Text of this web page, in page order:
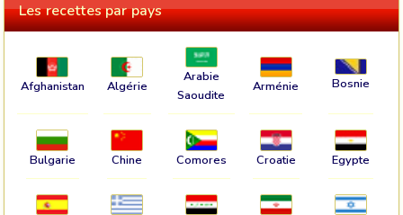
Les recettes par pays
Afghanistan Algérie
Arabie
Saoudite
Arménie Bosnie
Bulgarie Chine Comores Croatie Egypte